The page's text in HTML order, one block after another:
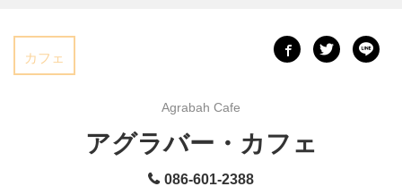
カフェ
Agrabah Cafe
アグラバー・カフェ
086-601-2388